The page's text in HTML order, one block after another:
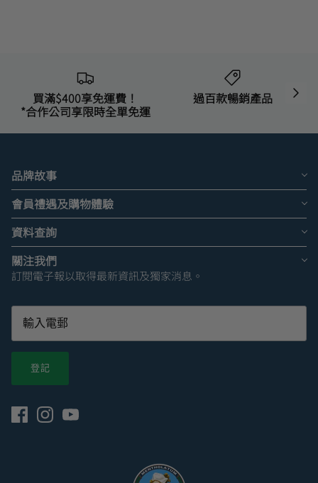
買滿$400享免運費！
*合作公司享限時全單免運
過百款暢銷產品
品牌故事
會員禮遇及購物體驗
資料查詢
關注我們
訂閱電子報以取得最新資訊及獨家消息。
登記